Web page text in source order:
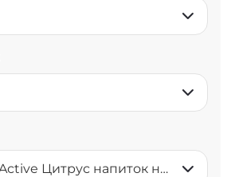
Aqua Minerale Active Цитрус напиток негазированный 0,5 л